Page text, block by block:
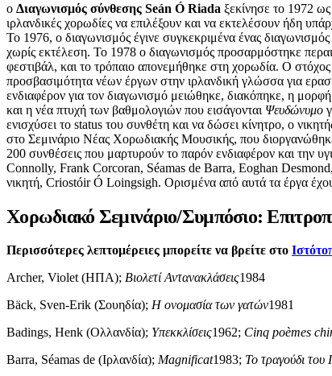
ο Διαγωνισμός σύνθεσης Seán Ó Riada ξεκίνησε το 1972
ιρλανδικές χορωδίες να επιλέξουν και να εκτελέσουν ήδη
Το 1976, ο διαγωνισμός έγινε συγκεκριμένα ένας
χωρίς εκτέλεση. Το 1978 ο διαγωνισμός προσαρμόστηκε
φεστιβάλ, και το τρόπαιο απονεμήθηκε στη χορωδία. Ο
προσβασιμότητα νέων έργων στην ιρλανδική γλώσσα για
ενδιαφέρον για τον διαγωνισμό μειώθηκε, διακόπηκε, η
και η νέα πτυχή των βαθμολογιών που εισάγονται Ψευδώνυμο
ενισχύσει το status του συνθέτη και να δώσει κίνητρο, ο
στο Σεμινάριο Νέας Χορωδιακής Μουσικής, που
200 συνθέσεις που μαρτυρούν το παρόν ενδιαφέρον και την
Connolly, Frank Corcoran, Séamas de Barra, Eoghan
νικητή, Criostóir Ó Loingsigh. Ορισμένα από αυτά τα έργα
Χορωδιακό Σεμινάριο/Συμπόσιο:
Περισσότερες λεπτομέρειες μπορείτε να βρείτε στο
Archer, Violet (ΗΠΑ); Βιολετί Αντανακλάσεις1984
Bäck, Sven-Erik (Σουηδία); Η ονομασία των γατών1981
Badings, Henk (Ολλανδία); Υπεκκλίσεις1962; Cinq poèmes
Barra, Séamas de (Ιρλανδία); Magnificat1983; Το τραγούδι του